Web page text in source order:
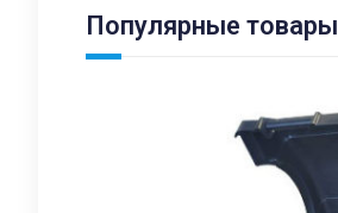
Популярные товары